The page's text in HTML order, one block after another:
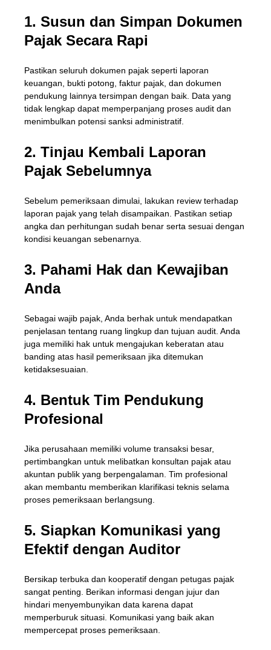
1. Susun dan Simpan Dokumen
Pajak Secara Rapi
Pastikan seluruh dokumen pajak seperti laporan
keuangan, bukti potong, faktur pajak, dan dokumen
pendukung lainnya tersimpan dengan baik. Data yang
tidak lengkap dapat memperpanjang proses audit dan
menimbulkan potensi sanksi administratif.
2. Tinjau Kembali Laporan
Pajak Sebelumnya
Sebelum pemeriksaan dimulai, lakukan review terhadap
laporan pajak yang telah disampaikan. Pastikan setiap
angka dan perhitungan sudah benar serta sesuai dengan
kondisi keuangan sebenarnya.
3. Pahami Hak dan Kewajiban
Anda
Sebagai wajib pajak, Anda berhak untuk mendapatkan
penjelasan tentang ruang lingkup dan tujuan audit. Anda
juga memiliki hak untuk mengajukan keberatan atau
banding atas hasil pemeriksaan jika ditemukan
ketidaksesuaian.
4. Bentuk Tim Pendukung
Profesional
Jika perusahaan memiliki volume transaksi besar,
pertimbangkan untuk melibatkan konsultan pajak atau
akuntan publik yang berpengalaman. Tim profesional
akan membantu memberikan klarifikasi teknis selama
proses pemeriksaan berlangsung.
5. Siapkan Komunikasi yang
Efektif dengan Auditor
Bersikap terbuka dan kooperatif dengan petugas pajak
sangat penting. Berikan informasi dengan jujur dan
hindari menyembunyikan data karena dapat
memperburuk situasi. Komunikasi yang baik akan
mempercepat proses pemeriksaan.